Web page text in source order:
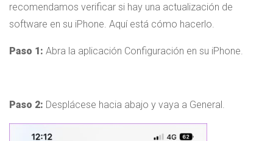
recomendamos verificar si hay una actualización de
software en su iPhone. Aquí está cómo hacerlo.
Paso 1: Abra la aplicación Configuración en su iPhone.
Paso 2: Desplácese hacia abajo y vaya a General.